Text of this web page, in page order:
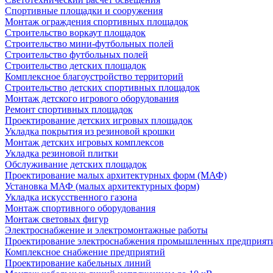
Спортивные площадки и сооружения
Монтаж ограждения спортивных площадок
Строительство воркаут площадок
Строительство мини-футбольных полей
Строительство футбольных полей
Строительство детских площадок
Комплексное благоустройство территорий
Строительство детских спортивных площадок
Монтаж детского игрового оборудования
Ремонт спортивных площадок
Проектирование детских игровых площадок
Укладка покрытия из резиновой крошки
Монтаж детских игровых комплексов
Укладка резиновой плитки
Обслуживание детских площадок
Проектирование малых архитектурных форм (МАФ)
Установка МАФ (малых архитектурных форм)
Укладка искусственного газона
Монтаж спортивного оборудования
Монтаж световых фигур
Электроснабжение и электромонтажные работы
Проектирование электроснабжения промышленных
Комплексное снабжение предприятий
Проектирование кабельных линий